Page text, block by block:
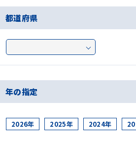
都道府県
年の指定
2026年 2025年 2024年